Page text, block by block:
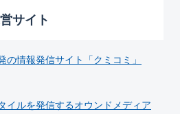
サイト
の情報発信サイト「クミコミ」
イルを発信するオウンドメディア